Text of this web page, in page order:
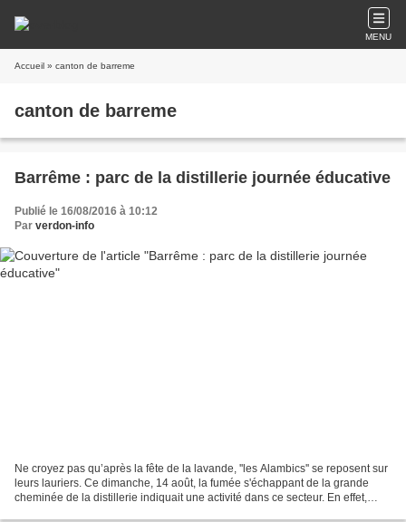
MENU
Accueil » canton de barreme
canton de barreme
Barrême : parc de la distillerie journée éducative
Publié le 16/08/2016 à 10:12
Par verdon-info
Ne croyez pas qu’après la fête de la lavande, ''les Alambics'' se reposent sur
leurs lauriers. Ce dimanche, 14 août, la fumée s'échappant de la grande
cheminée de la distillerie indiquait une activité dans ce secteur. En effet,